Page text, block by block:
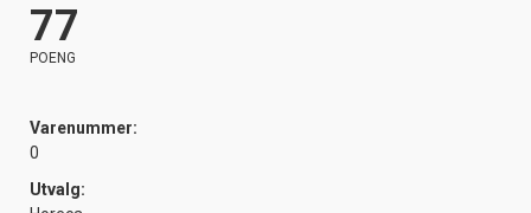
77
POENG
Varenummer:
0
Utvalg: